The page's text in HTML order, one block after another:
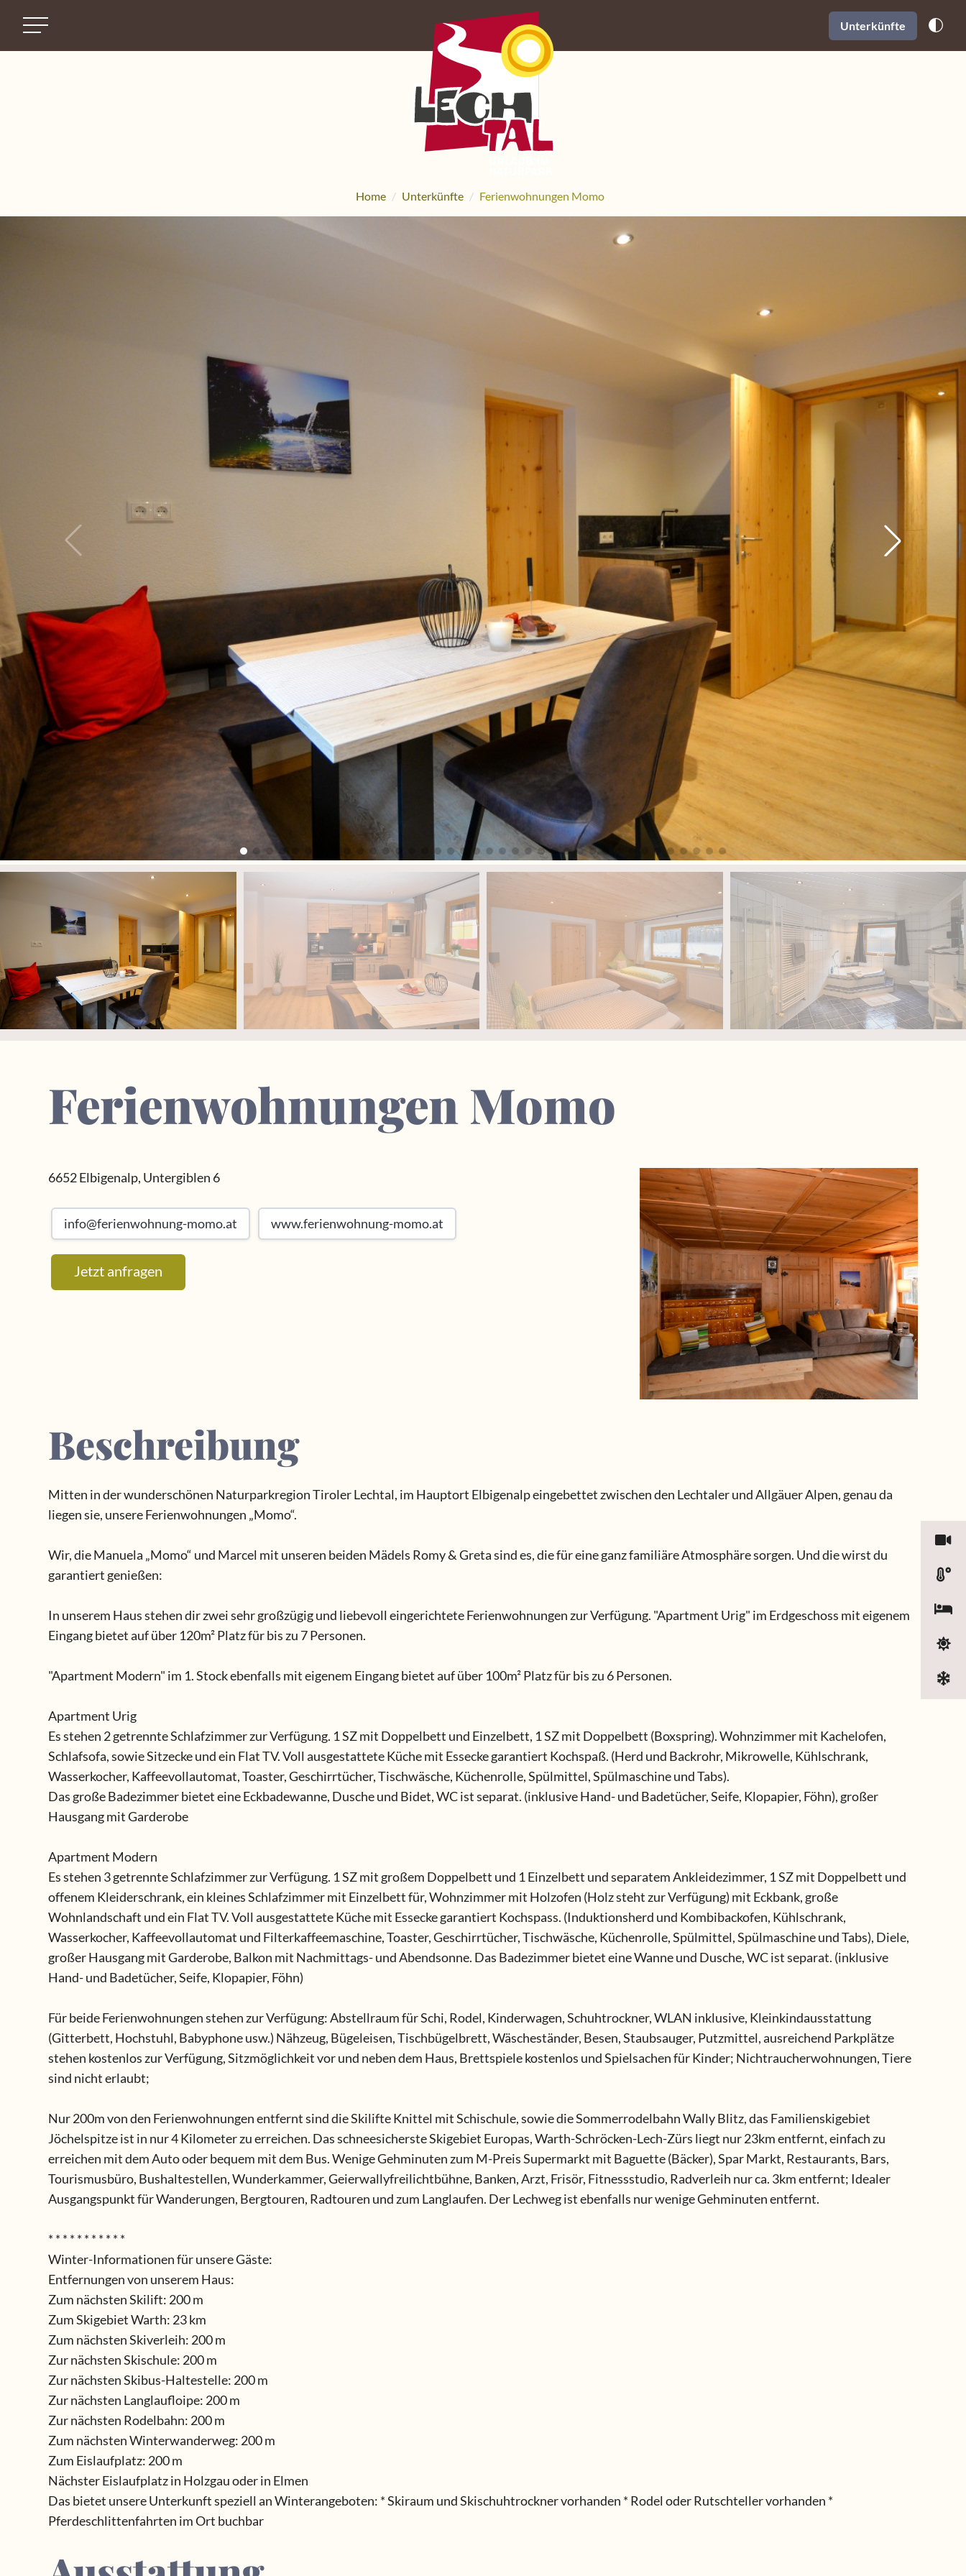
Unterkünfte
Home Unterkünfte Ferienwohnungen Momo
Ferienwohnungen Momo
6652 Elbigenalp, Untergiblen 6
info@ferienwohnung-momo.at www.ferienwohnung-momo.at
Jetzt anfragen
Beschreibung
Mitten in der wunderschönen Naturparkregion Tiroler Lechtal, im Hauptort Elbigenalp eingebettet zwischen den Lechtaler und Allgäuer Alpen, genau da
liegen sie, unsere Ferienwohnungen „Momo“.
Wir, die Manuela „Momo“ und Marcel mit unseren beiden Mädels Romy & Greta sind es, die für eine ganz familiäre Atmosphäre sorgen. Und die wirst du
garantiert genießen:
In unserem Haus stehen dir zwei sehr großzügig und liebevoll eingerichtete Ferienwohnungen zur Verfügung. "Apartment Urig" im Erdgeschoss mit eigenem
Eingang bietet auf über 120m² Platz für bis zu 7 Personen.
"Apartment Modern" im 1. Stock ebenfalls mit eigenem Eingang bietet auf über 100m² Platz für bis zu 6 Personen.
Apartment Urig
Es stehen 2 getrennte Schlafzimmer zur Verfügung. 1 SZ mit Doppelbett und Einzelbett, 1 SZ mit Doppelbett (Boxspring). Wohnzimmer mit Kachelofen,
Schlafsofa, sowie Sitzecke und ein Flat TV. Voll ausgestattete Küche mit Essecke garantiert Kochspaß. (Herd und Backrohr, Mikrowelle, Kühlschrank,
Wasserkocher, Kaffeevollautomat, Toaster, Geschirrtücher, Tischwäsche, Küchenrolle, Spülmittel, Spülmaschine und Tabs).
Das große Badezimmer bietet eine Eckbadewanne, Dusche und Bidet, WC ist separat. (inklusive Hand- und Badetücher, Seife, Klopapier, Föhn), großer
Hausgang mit Garderobe
Apartment Modern
Es stehen 3 getrennte Schlafzimmer zur Verfügung. 1 SZ mit großem Doppelbett und 1 Einzelbett und separatem Ankleidezimmer, 1 SZ mit Doppelbett und
offenem Kleiderschrank, ein kleines Schlafzimmer mit Einzelbett für, Wohnzimmer mit Holzofen (Holz steht zur Verfügung) mit Eckbank, große
Wohnlandschaft und ein Flat TV. Voll ausgestattete Küche mit Essecke garantiert Kochspass. (Induktionsherd und Kombibackofen, Kühlschrank,
Wasserkocher, Kaffeevollautomat und Filterkaffeemaschine, Toaster, Geschirrtücher, Tischwäsche, Küchenrolle, Spülmittel, Spülmaschine und Tabs), Diele,
großer Hausgang mit Garderobe, Balkon mit Nachmittags- und Abendsonne. Das Badezimmer bietet eine Wanne und Dusche, WC ist separat. (inklusive
Hand- und Badetücher, Seife, Klopapier, Föhn)
Für beide Ferienwohnungen stehen zur Verfügung: Abstellraum für Schi, Rodel, Kinderwagen, Schuhtrockner, WLAN inklusive, Kleinkindausstattung
(Gitterbett, Hochstuhl, Babyphone usw.) Nähzeug, Bügeleisen, Tischbügelbrett, Wäscheständer, Besen, Staubsauger, Putzmittel, ausreichend Parkplätze
stehen kostenlos zur Verfügung, Sitzmöglichkeit vor und neben dem Haus, Brettspiele kostenlos und Spielsachen für Kinder; Nichtraucherwohnungen, Tiere
sind nicht erlaubt;
Nur 200m von den Ferienwohnungen entfernt sind die Skilifte Knittel mit Schischule, sowie die Sommerrodelbahn Wally Blitz, das Familienskigebiet
Jöchelspitze ist in nur 4 Kilometer zu erreichen. Das schneesicherste Skigebiet Europas, Warth-Schröcken-Lech-Zürs liegt nur 23km entfernt, einfach zu
erreichen mit dem Auto oder bequem mit dem Bus. Wenige Gehminuten zum M-Preis Supermarkt mit Baguette (Bäcker), Spar Markt, Restaurants, Bars,
Tourismusbüro, Bushaltestellen, Wunderkammer, Geierwallyfreilichtbühne, Banken, Arzt, Frisör, Fitnessstudio, Radverleih nur ca. 3km entfernt; Idealer
Ausgangspunkt für Wanderungen, Bergtouren, Radtouren und zum Langlaufen. Der Lechweg ist ebenfalls nur wenige Gehminuten entfernt.
* * * * * * * * * * *
Winter-Informationen für unsere Gäste:
Entfernungen von unserem Haus:
Zum nächsten Skilift: 200 m
Zum Skigebiet Warth: 23 km
Zum nächsten Skiverleih: 200 m
Zur nächsten Skischule: 200 m
Zur nächsten Skibus-Haltestelle: 200 m
Zur nächsten Langlaufloipe: 200 m
Zur nächsten Rodelbahn: 200 m
Zum nächsten Winterwanderweg: 200 m
Zum Eislaufplatz: 200 m
Nächster Eislaufplatz in Holzgau oder in Elmen
Das bietet unsere Unterkunft speziell an Winterangeboten: * Skiraum und Skischuhtrockner vorhanden * Rodel oder Rutschteller vorhanden *
Pferdeschlittenfahrten im Ort buchbar